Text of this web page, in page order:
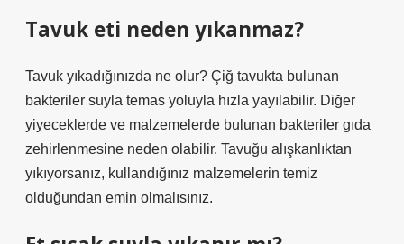
Tavuk eti neden yıkanmaz?
Tavuk yıkadığınızda ne olur? Çiğ tavukta bulunan
bakteriler suyla temas yoluyla hızla yayılabilir. Diğer
yiyeceklerde ve malzemelerde bulunan bakteriler gıda
zehirlenmesine neden olabilir. Tavuğu alışkanlıktan
yıkıyorsanız, kullandığınız malzemelerin temiz
olduğundan emin olmalısınız.